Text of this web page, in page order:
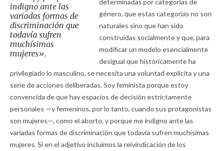
indigno ante las
variadas formas de
discriminación que
todavía sufren
muchísimas
mujeres».
género, que estas categorías no son
naturales sino que han sido
construidas socialmente y que, para
modificar un modelo esencialmente
desigual que históricamente ha
privilegiado lo masculino, se necesita una voluntad explícita y una
serie de acciones deliberadas. Soy feminista porque estoy
convencida de que hay espacios de decisión estrictamente
personales —y femeninos, por lo tanto, cuando sus protagonistas
son mujeres—, como el aborto, y porque me indigno ante las
variadas formas de discriminación que todavía sufren muchísimas
mujeres. Si en el adjetivo incluimos la reivindicación de los